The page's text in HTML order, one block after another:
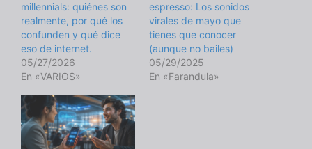
millennials: quiénes son
realmente, por qué los
confunden y qué dice
eso de internet.
05/27/2026
En «VARIOS»
espresso: Los sonidos
virales de mayo que
tienes que conocer
(aunque no bailes)
05/29/2025
En «Farandula»